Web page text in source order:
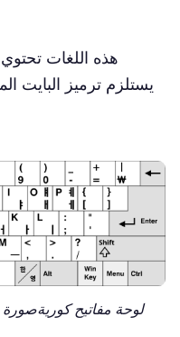
هذه اللغات
يستلزم ترميز البايت
لوحة مفاتيح